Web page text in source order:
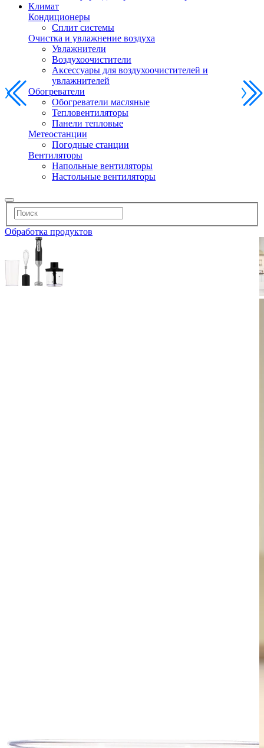
Климат
Кондиционеры
Сплит системы
Очистка и увлажнение воздуха
Увлажнители
Воздухоочистители
Аксессуары для воздухоочистителей и
увлажнителей
Обогреватели
Обогреватели масляные
Тепловентиляторы
Панели тепловые
Метеостанции
Погодные станции
Вентиляторы
Напольные вентиляторы
Настольные вентиляторы
Обработка продуктов